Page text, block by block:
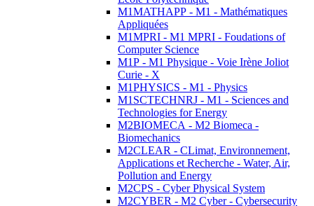
M1MATHAPP - M1 - Mathématiques
Appliquées
M1MPRI - M1 MPRI - Foudations of
Computer Science
M1P - M1 Physique - Voie Irène Joliot
Curie - X
M1PHYSICS - M1 - Physics
M1SCTECHNRJ - M1 - Sciences and
Technologies for Energy
M2BIOMECA - M2 Biomeca -
Biomechanics
M2CLEAR - CLimat, Environnement,
Applications et Recherche - Water, Air,
Pollution and Energy
M2CPS - Cyber Physical System
M2CYBER - M2 Cyber - Cybersecurity